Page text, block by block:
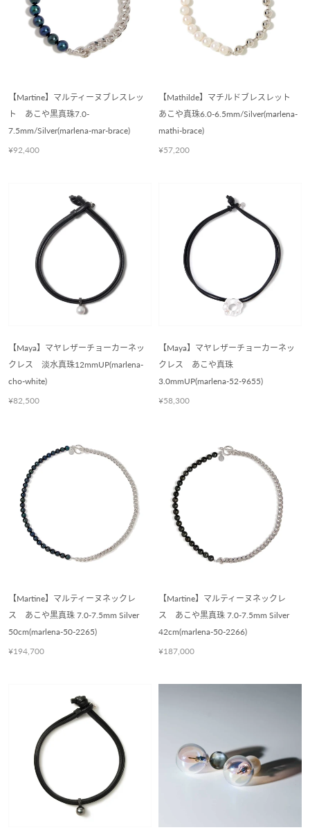
【Martine】マルティーヌブレスレッ
ト あこや黒真珠7.0-
7.5mm/Silver(marlena-mar-brace)
¥92,400
【Mathilde】マチルドブレスレット
あこや真珠6.0-6.5mm/Silver(marlena-
mathi-brace)
¥57,200
【Maya】マヤレザーチョーカーネッ
クレス 淡水真珠12mmUP(marlena-
cho-white)
¥82,500
【Maya】マヤレザーチョーカーネッ
クレス あこや真珠
3.0mmUP(marlena-52-9655)
¥58,300
【Martine】マルティーヌネックレ
ス あこや黒真珠 7.0-7.5mm Silver
50cm(marlena-50-2265)
¥194,700
【Martine】マルティーヌネックレ
ス あこや黒真珠 7.0-7.5mm Silver
42cm(marlena-50-2266)
¥187,000